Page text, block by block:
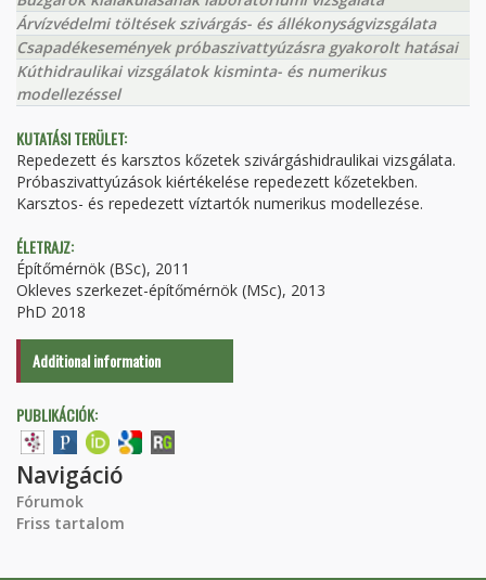
Árvízvédelmi töltések szivárgás- és állékonyságvizsgálata
Csapadékesemények próbaszivattyúzásra gyakorolt hatásai
Kúthidraulikai vizsgálatok kisminta- és numerikus
modellezéssel
KUTATÁSI TERÜLET:
Repedezett és karsztos kőzetek szivárgáshidraulikai vizsgálata.
Próbaszivattyúzások kiértékelése repedezett kőzetekben.
Karsztos- és repedezett víztartók numerikus modellezése.
ÉLETRAJZ:
Építőmérnök (BSc), 2011
Okleves szerkezet-építőmérnök (MSc), 2013
PhD 2018
Additional information
PUBLIKÁCIÓK:
Navigáció
Fórumok
Friss tartalom